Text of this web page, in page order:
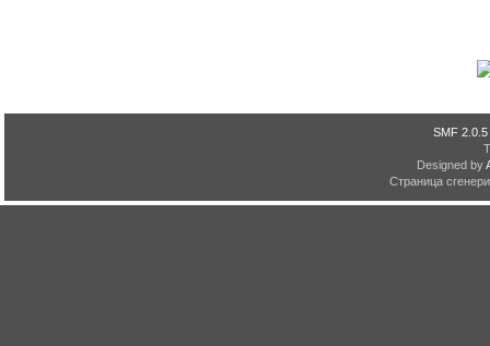
SMF 2.0.5
Designed by
Страница